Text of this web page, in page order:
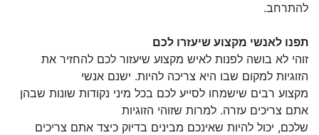
להתרחב.
תפנו לאנשי מקצוע שיעזרו לכם
זוהי לא בושה לפנות לאיש מקצוע שיעזור לכם להחזיר את
הזוגיות למקום שבו היא צריכה להיות. ישנם אנשי
מקצוע רבים שישמחו לסייע לכם בכל מיני נקודות שונות שבהן
אתם צריכים עזרה. למרות שזוהי הזוגיות
שלכם, יכול להיות שאינכם מבינים בדיוק כיצד אתם צריכים